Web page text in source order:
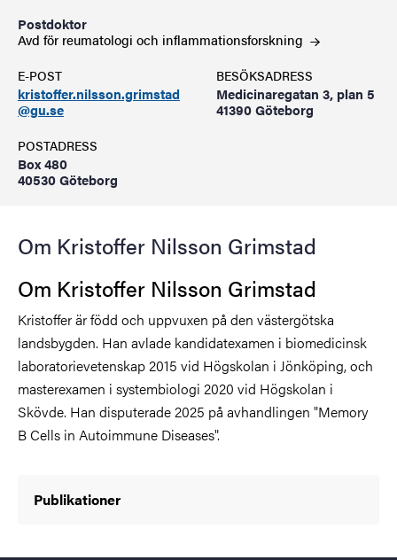
Postdoktor
Avd för reumatologi och inflammationsforskning
E-POST
kristoffer.nilsson.grimstad
@gu.se
BESÖKSADRESS
Medicinaregatan 3, plan 5
41390 Göteborg
POSTADRESS
Box 480
40530 Göteborg
Om Kristoffer Nilsson Grimstad
Om Kristoffer Nilsson Grimstad
Kristoffer är född och uppvuxen på den västergötska
landsbygden. Han avlade kandidatexamen i biomedicinsk
laboratorievetenskap 2015 vid Högskolan i Jönköping, och
masterexamen i systembiologi 2020 vid Högskolan i
Skövde. Han disputerade 2025 på avhandlingen "Memory
B Cells in Autoimmune Diseases".
Publikationer